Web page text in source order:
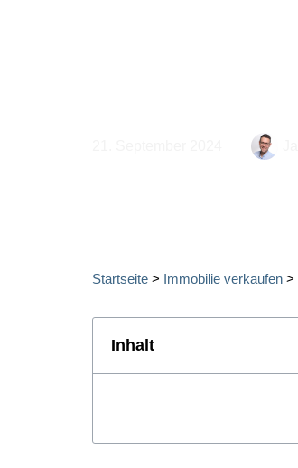
Startseite > Immobilie verkaufen >
Inhalt